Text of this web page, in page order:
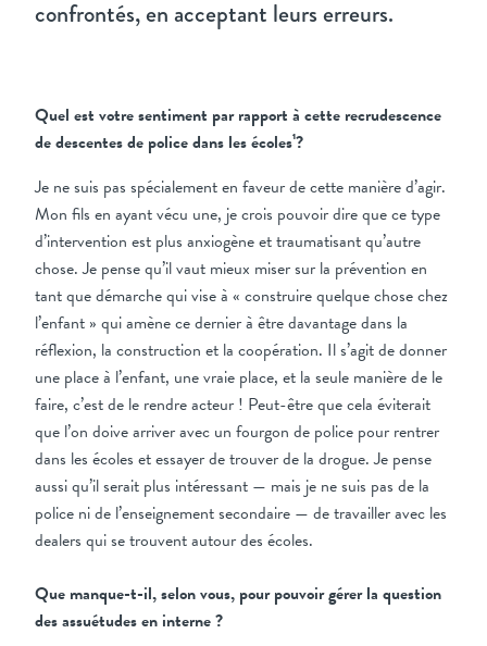
confrontés, en acceptant leurs erreurs.
Quel est votre sentiment par rapport à cette recrudescence
de descentes de police dans les écoles¹?
Je ne suis pas spécialement en faveur de cette manière d’agir.
Mon fils en ayant vécu une, je crois pouvoir dire que ce type
d’intervention est plus anxiogène et traumatisant qu’autre
chose. Je pense qu’il vaut mieux miser sur la prévention en
tant que démarche qui vise à « construire quelque chose chez
l’enfant » qui amène ce dernier à être davantage dans la
réflexion, la construction et la coopération. Il s’agit de donner
une place à l’enfant, une vraie place, et la seule manière de le
faire, c’est de le rendre acteur ! Peut-être que cela éviterait
que l’on doive arriver avec un fourgon de police pour rentrer
dans les écoles et essayer de trouver de la drogue. Je pense
aussi qu’il serait plus intéressant — mais je ne suis pas de la
police ni de l’enseignement secondaire — de travailler avec les
dealers qui se trouvent autour des écoles.
Que manque-t-il, selon vous, pour pouvoir gérer la question
des assuétudes en interne ?